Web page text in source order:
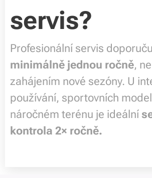
servis?
Profesionální servis
minimálně jednou ročně,
zahájením nové sezóny. U
používání, sportovních
náročném terénu je ideální
kontrola 2× ročně.